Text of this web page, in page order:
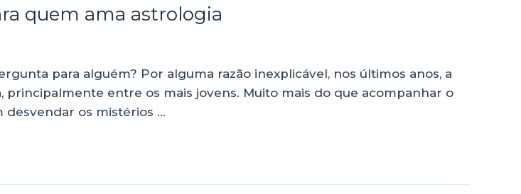
quem ama astrologia
para alguém? Por alguma razão inexplicável, nos últimos anos, a
entre os mais jovens. Muito mais do que acompanhar o
desvendar os mistérios …